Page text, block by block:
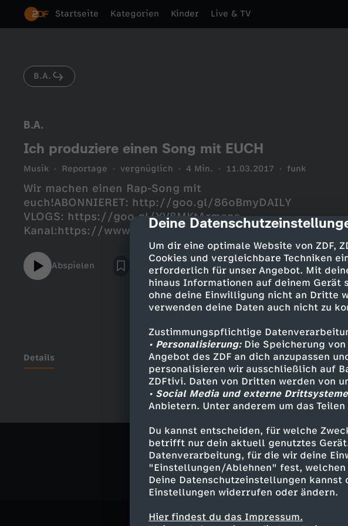
cmp-dialog-description
Deine
Um dir eine optimale Website von ZDF,
Cookies und vergleichbare Techniken
erforderlich für unser Angebot. Mit
hinaus Informationen auf deinem Gerät
ohne deine Einwilligung nicht an Dritte
verwenden deine Daten auch nicht zu
Zustimmungspflichtige
• Personalisierung:Die Speicherung
Angebot des ZDF an dich anzupassen
personalisieren wir ausschließlich auf
ZDFtivi. Daten von Dritten werden von
• Social Media und externe
Anbietern. Unter anderem um das
Du kannst entscheiden, für welche
betrifft nur dein aktuell genutztes
Datenverarbeitung, für die wir deine
"Einstellungen/Ablehnen" fest,
Deine Datenschutzeinstellungen
Einstellungen widerrufen oder ändern.
Hier findest du das Impressum.
Startseite Kategorien Kinder Live & TV
B.A.
B.A.
Ich produziere einen Song mit EUCH
Musik Reportage vergnüglich 4 Min. 11.03.2017 funk
Wir machen einen Rap-Song mit
euch!ABONNIERET: http://goo.gl/86oBmyDAILY
VLOGS: https://goo.gl/YV8MKtArmans
Kanal:https://www.youtube.com/user/KingUDERZOHier
für den Beat:https://goo.gl/9FdbZs--- SOCIAL MEDIA ---
Instagram: https://instagram.com/bagoespro/Twitter:
m/BATurkishSnapchat:
ba.snappedFacebook: https://www.facebook.com/
Abspielen
Details
Ähnliche Inhalte
Musik Reportage